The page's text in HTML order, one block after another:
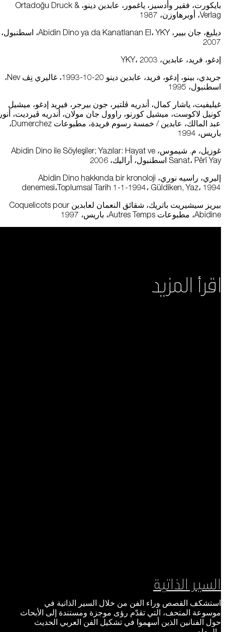
بايكورت، فقير وأدسيز، ياغمور، عابدين دينو، Ortadoğu Druck &
Verlag، أوبرهاوزن، 1987
ديليغ، جان بيير، Abidin Dino ya da Kanatlanan El، YKY، اسطنبول،
2007
إدغو، فريد، عابدين، YKY، 2003
جريدي، بينو، إدغو، فريد، عابدين دينو 20-10-1993، غاليري نِڤ Nev،
اسطنبول، 1995
غيليفيت، ياشار كمال، أندريه ڤلتير، جون بيرجر، فيريد إدغو، ميشيل
كونيل لاكوست، ميشيل كورنو، راوول جان مولان، أندريه ڤيرديت،
عبد المالك، عابدين / خمسة رسوم فريدة، مطبوعات Dumerchez،
باريس، 1994
غوزيل، م. شيموس، Abidin Dino ile Söyleşiler; Yazılar: Hayat ve
Sanat، Pêrî Yay اسطنبول، أراليك، 2006
إليري، راسيه نوري، Abidin Dino hakkında bir kronoloji
denemesi،Toplumsal Tarih 1-1-1994، Güldiken, Yaz، 1994
بيريز سيشيريت باتريك، شقائق النعمان لعابدين Coquelicots pour
Abidine، مطبوعات Autres Temps، باريس، 1997
اقرأ المزيد
السير الذاتية
استشكف القصص وراء الفن من خلال السير الذاتية في
موسوعة المتحف، التي تقدّم رؤى موجزة ومستندة إلى الأبحاث
حول الفنانين الذين أسهموا في تشكيل الفن العربي الحديث